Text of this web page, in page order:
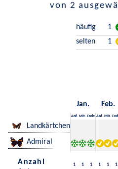
von 2
häufig
1
selten
1
Jan. Feb.
Anf. Mit. Ende Anf. Mit.
Landkärtchen
Admiral
Anzahl
1 1 1 1 1 1